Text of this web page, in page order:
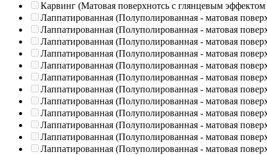
Карвинг (Матовая поверхнотсь с глянцевым эффектом
Лаппатированная (Полуполированная - матовая
Лаппатированная (Полуполированная - матовая
Лаппатированная (Полуполированная - матовая
Лаппатированная (Полуполированная - матовая
Лаппатированная (Полуполированная - матовая
Лаппатированная (Полуполированная - матовая
Лаппатированная (Полуполированная - матовая
Лаппатированная (Полуполированная - матовая
Лаппатированная (Полуполированная - матовая
Лаппатированная (Полуполированная - матовая
Лаппатированная (Полуполированная - матовая
Лаппатированная (Полуполированная - матовая